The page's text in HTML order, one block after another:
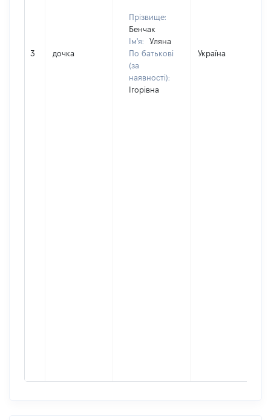
3 дочка
Прізвище:
Бенчак
Ім'я:
Уляна
По батькові
(за
наявності):
Ігорівна
Україна